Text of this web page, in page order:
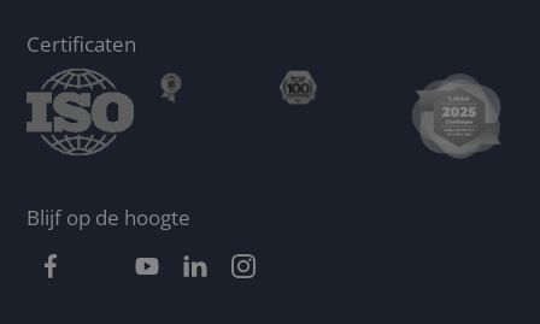
Certificaten
Blijf op de hoogte